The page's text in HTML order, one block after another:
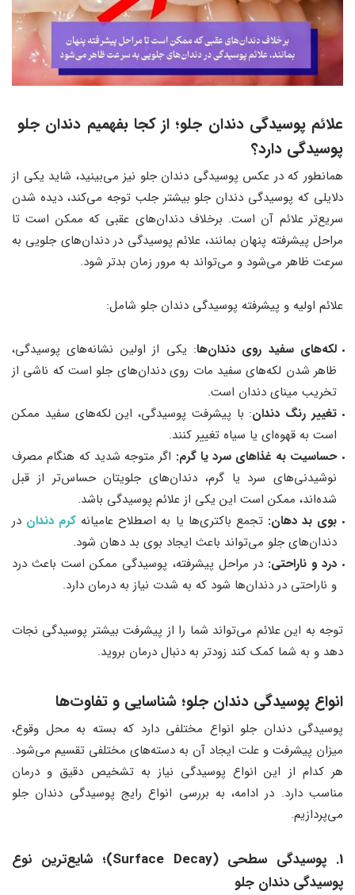
علائم پوسیدگی دندان جلو؛ از کجا بفهمیم دندان جلو
پوسیدگی دارد؟
همانطور که در عکس پوسیدگی دندان جلو نیز می‌بینید، شاید یکی از
دلایلی که پوسیدگی دندان جلو بیشتر جلب توجه می‌کند، دیده شدن
سریع‌تر علائم آن است. برخلاف دندان‌های عقبی که ممکن است تا
مراحل پیشرفته پنهان بمانند، علائم پوسیدگی در دندان‌های جلویی به
سرعت ظاهر می‌شود و می‌تواند به مرور زمان بدتر شود.
علائم اولیه و پیشرفته پوسیدگی دندان جلو شامل:
لکه‌های سفید روی دندان‌ها: یکی از اولین نشانه‌های پوسیدگی،
ظاهر شدن لکه‌های سفید مات روی دندان‌های جلو است که ناشی از
تخریب مینای دندان است.
تغییر رنگ دندان: با پیشرفت پوسیدگی، این لکه‌های سفید ممکن
است به قهوه‌ای یا سیاه تغییر کنند.
حساسیت به غذاهای سرد یا گرم: اگر متوجه شدید که هنگام مصرف
نوشیدنی‌های سرد یا گرم، دندان‌های جلویتان حساس‌تر از قبل
شده‌اند، ممکن است این یکی از علائم پوسیدگی باشد.
بوی بد دهان: تجمع باکتری‌ها یا به اصطلاح عامیانه کرم دندان در
دندان‌های جلو می‌تواند باعث ایجاد بوی بد دهان شود.
درد و ناراحتی: در مراحل پیشرفته، پوسیدگی ممکن است باعث درد
و ناراحتی در دندان‌ها شود که به شدت نیاز به درمان دارد.
توجه به این علائم می‌تواند شما را از پیشرفت بیشتر پوسیدگی نجات
دهد و به شما کمک کند زودتر به دنبال درمان بروید.
انواع پوسیدگی دندان جلو؛ شناسایی و تفاوت‌ها
پوسیدگی دندان جلو انواع مختلفی دارد که بسته به محل وقوع،
میزان پیشرفت و علت ایجاد آن به دسته‌های مختلفی تقسیم می‌شود.
هر کدام از این انواع پوسیدگی نیاز به تشخیص دقیق و درمان
مناسب دارد. در ادامه، به بررسی انواع رایج پوسیدگی دندان جلو
می‌پردازیم.
1. پوسیدگی سطحی (Surface Decay) ؛شایع‌ترین نوع
پوسیدگی دندان جلو